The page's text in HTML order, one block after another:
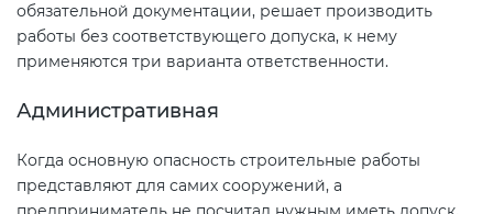
обязательной документации, решает производить
работы без соответствующего допуска, к нему
применяются три варианта ответственности.
Административная
Когда основную опасность строительные работы
представляют для самих сооружений, а